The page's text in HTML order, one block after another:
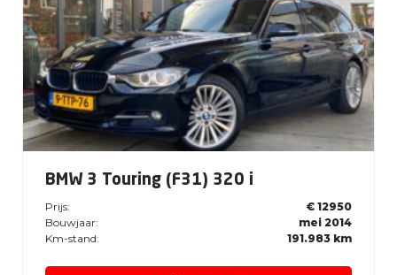
BMW 3 Touring (F31) 320 i
Prijs:
€ 12950
Bouwjaar:
mei 2014
Km-stand:
191.983 km